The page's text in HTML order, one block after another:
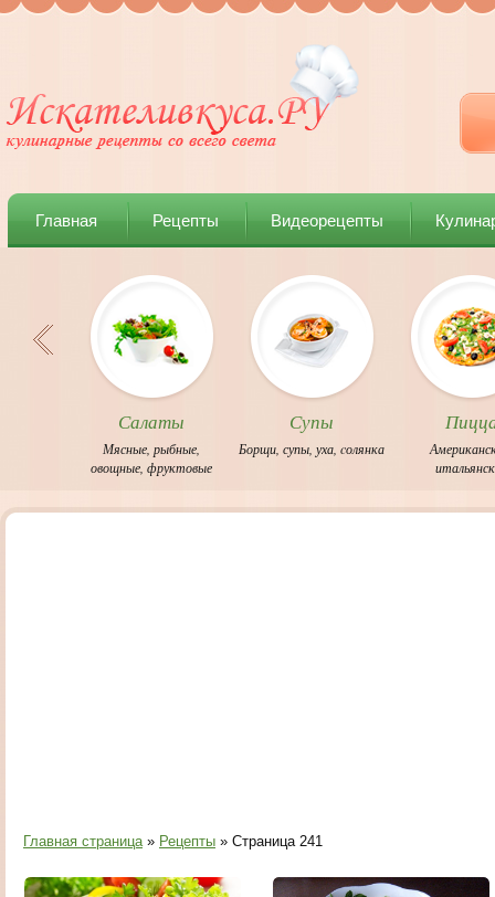
Главная Рецепты Видеорецепты
Салаты
Мясные ,рыбные
овощные ,фруктовые
Супы
Борщи ,супы ,уха ,cолянка
Главная страница» Рецепты » Страница 241